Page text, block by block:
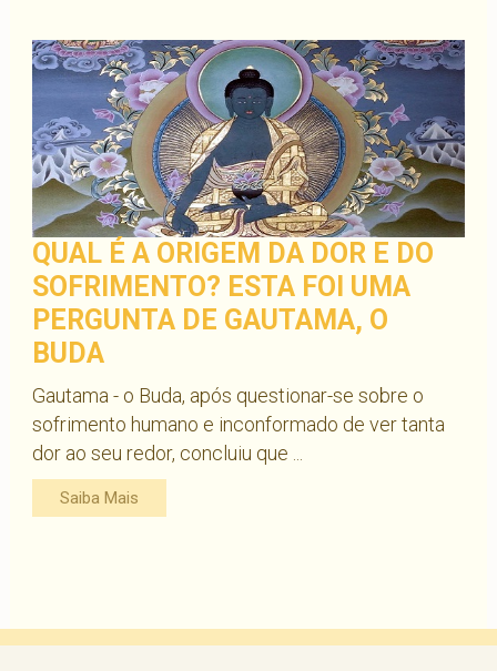
QUAL É A ORIGEM DA DOR E DO
SOFRIMENTO? ESTA FOI UMA
PERGUNTA DE GAUTAMA, O
BUDA
Gautama - o Buda, após questionar-se sobre o
sofrimento humano e inconformado de ver tanta
dor ao seu redor, concluiu que ...
Saiba Mais